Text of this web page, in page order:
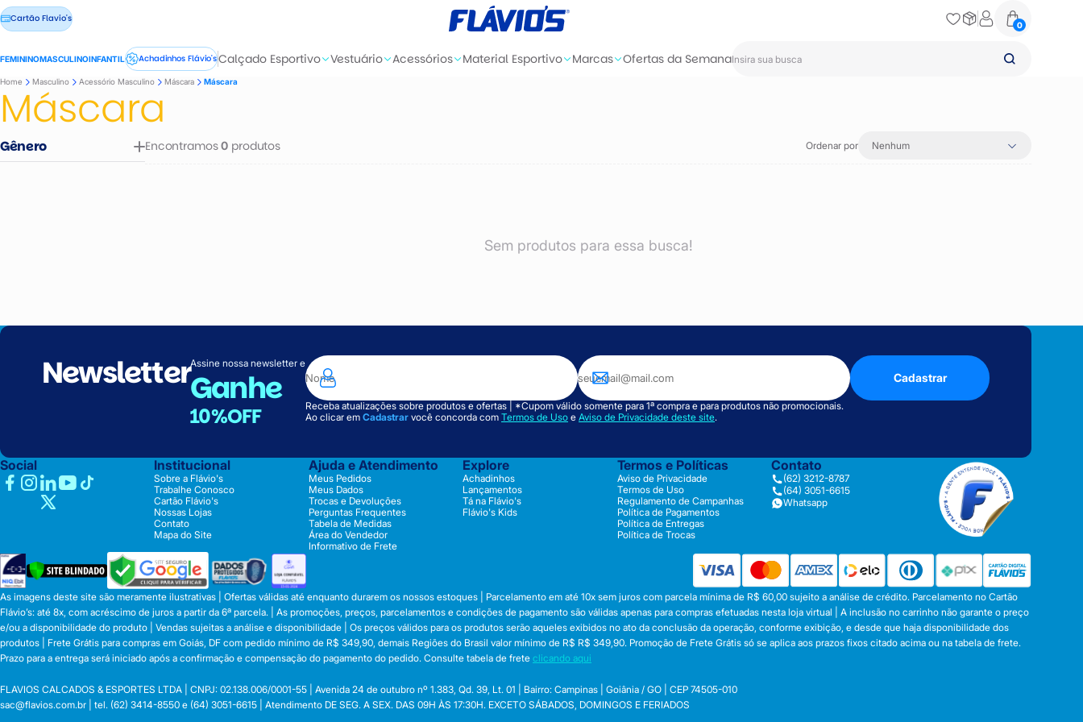
Cartão Flavio's
0
FEMININOMASCULINOINFANTIL Achadinhos Flávio'sCalçado Esportivo Vestuário Acessórios Material Esportivo Marcas Ofertas da Semana
Home Masculino Acessório Masculino Máscara Máscara
Máscara
Gênero Encontramos 0 produtos Ordenar por Nenhum
Sem produtos para essa busca!
NewsletterAssine nossa newsletter e
Ganhe
10%OFF
Cadastrar
Receba atualizações sobre produtos e ofertas | *Cupom válido somente para 1ª compra e para produtos não promocionais.
Ao clicar em Cadastrar você concorda com Termos de Uso e Aviso de Privacidade deste site.
Social Institucional
Sobre a Flávio's
Trabalhe Conosco
Cartão Flávio's
Nossas Lojas
Contato
Mapa do Site
Ajuda e Atendimento
Meus Pedidos
Meus Dados
Trocas e Devoluções
Perguntas Frequentes
Tabela de Medidas
Área do Vendedor
Informativo de Frete
Explore
Achadinhos
Lançamentos
Tá na Flávio's
Flávio's Kids
Termos e Políticas
Aviso de Privacidade
Termos de Uso
Regulamento de Campanhas
Política de Pagamentos
Política de Entregas
Política de Trocas
Contato
(62) 3212-8787
(64) 3051-6615
Whatsapp
As imagens deste site são meramente ilustrativas | Ofertas válidas até enquanto durarem os nossos estoques | Parcelamento em até 10x sem juros com parcela mínima de R$ 60,00 sujeito a análise de crédito. Parcelamento no Cartão
Flávio’s: até 8x, com acréscimo de juros a partir da 6ª parcela. | As promoções, preços, parcelamentos e condições de pagamento são válidas apenas para compras efetuadas nesta loja virtual | A inclusão no carrinho não garante o preço
e/ou a disponibilidade do produto | Vendas sujeitas a análise e disponibilidade | Os preços válidos para os produtos serão aqueles exibidos no ato da conclusão da operação, conforme exibição, e desde que haja disponibilidade dos
produtos | Frete Grátis para compras em Goiás, DF com pedido mínimo de R$ 349,90, demais Regiões do Brasil valor mínimo de R$ R$ 349,90. Promoção de Frete Grátis só se aplica aos prazos fixos citado acima ou na tabela de frete.
Prazo para a entrega será iniciado após a confirmação e compensação do pagamento do pedido. Consulte tabela de frete clicando aqui
FLAVIOS CALCADOS & ESPORTES LTDA | CNPJ: 02.138.006/0001-55 | Avenida 24 de outubro nº 1.383, Qd. 39, Lt. 01 | Bairro: Campinas | Goiânia / GO | CEP 74505-010
sac@flavios.com.br | tel. (62) 3414-8550 e (64) 3051-6615 | Atendimento DE SEG. A SEX. DAS 09H ÀS 17:30H. EXCETO SÁBADOS, DOMINGOS E FERIADOS